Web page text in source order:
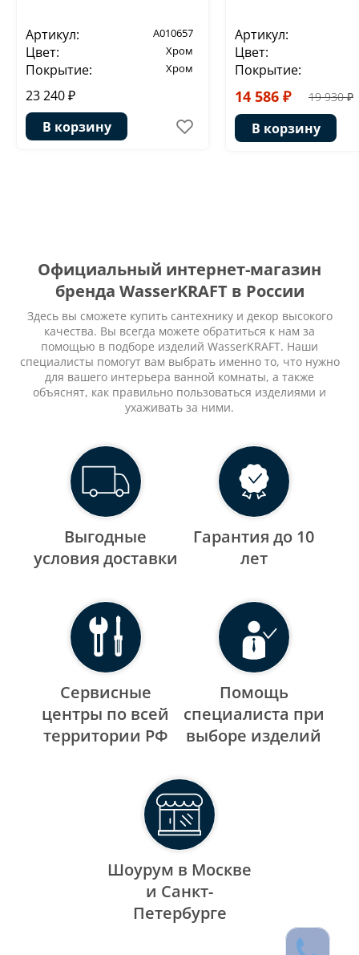
Артикул: A010657
Цвет: Хром
Покрытие: Хром
23 240 ₽
В корзину
Артикул:
Цвет:
Покрытие:
14 586 ₽ 19 930 ₽
В корзину
Официальный интернет-магазин
бренда WasserKRAFT в России
Здесь вы сможете купить сантехнику и декор высокого
качества. Вы всегда можете обратиться к нам за
помощью в подборе изделий WasserKRAFT. Наши
специалисты помогут вам выбрать именно то, что нужно
для вашего интерьера ванной комнаты, а также
объяснят, как правильно пользоваться изделиями и
ухаживать за ними.
Выгодные
уcловия доставки
Гарантия до 10
лет
Сервисные
центры по всей
территории РФ
Помощь
специалиста при
выборе изделий
Шоурум в Москве
и Санкт-
Петербурге